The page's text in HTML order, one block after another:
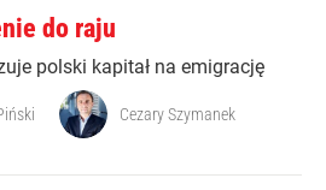
do raju
polski kapitał na emigrację
Cezary Szymanek